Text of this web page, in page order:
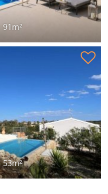
91m²
53m²